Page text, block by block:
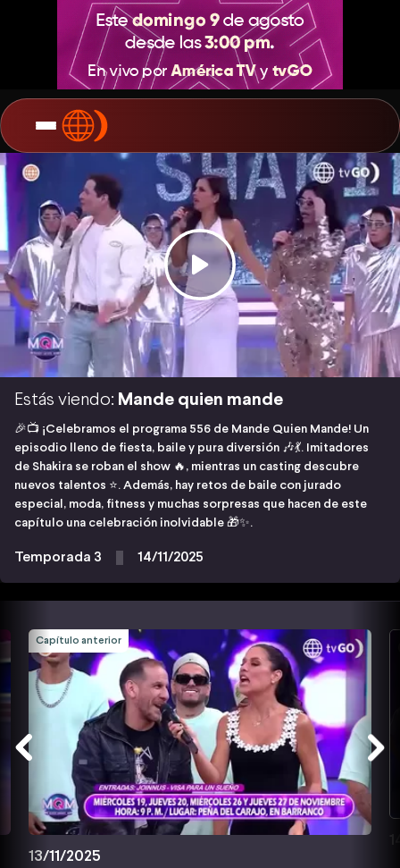
Estás viendo: Mande quien mande
🎉📺 ¡Celebramos el programa 556 de Mande Quien Mande! Un
episodio lleno de fiesta, baile y pura diversión 🎶💃. Imitadores
de Shakira se roban el show 🔥, mientras un casting descubre
nuevos talentos ⭐. Además, hay retos de baile con jurado
especial, moda, fitness y muchas sorpresas que hacen de este
capítulo una celebración inolvidable 🎁✨.
Temporada 3 14/11/2025
Capítulo anterior
13/11/2025